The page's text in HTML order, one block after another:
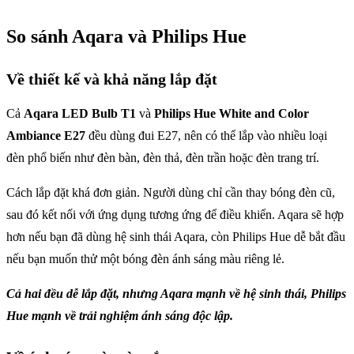
So sánh Aqara và Philips Hue
Về thiết kế và khả năng lắp đặt
Cả Aqara LED Bulb T1 và Philips Hue White and Color
Ambiance E27 đều dùng đui E27, nên có thể lắp vào nhiều loại
đèn phổ biến như đèn bàn, đèn thả, đèn trần hoặc đèn trang trí.
Cách lắp đặt khá đơn giản. Người dùng chỉ cần thay bóng đèn cũ,
sau đó kết nối với ứng dụng tương ứng để điều khiển. Aqara sẽ hợp
hơn nếu bạn đã dùng hệ sinh thái Aqara, còn Philips Hue dễ bắt đầu
nếu bạn muốn thử một bóng đèn ánh sáng màu riêng lẻ.
Cả hai đều dễ lắp đặt, nhưng Aqara mạnh về hệ sinh thái, Philips
Hue mạnh về trải nghiệm ánh sáng độc lập.